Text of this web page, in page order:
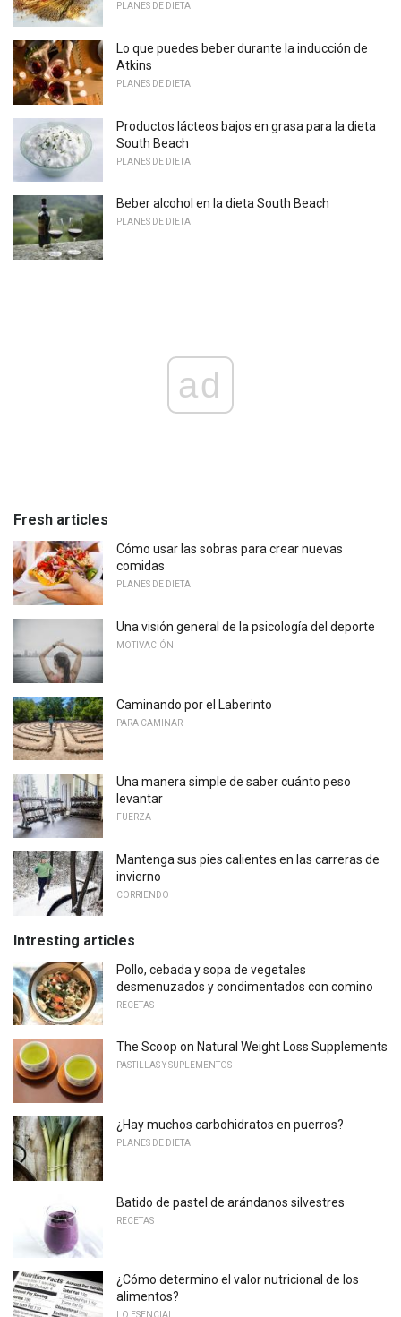
PLANES DE DIETA
Lo que puedes beber durante la inducción de
Atkins
PLANES DE DIETA
Productos lácteos bajos en grasa para la dieta
South Beach
PLANES DE DIETA
Beber alcohol en la dieta South Beach
PLANES DE DIETA
ad
Fresh articles
Cómo usar las sobras para crear nuevas
comidas
PLANES DE DIETA
Una visión general de la psicología del deporte
MOTIVACIÓN
Caminando por el Laberinto
PARA CAMINAR
Una manera simple de saber cuánto peso
levantar
FUERZA
Mantenga sus pies calientes en las carreras de
invierno
CORRIENDO
Intresting articles
Pollo, cebada y sopa de vegetales
desmenuzados y condimentados con comino
RECETAS
The Scoop on Natural Weight Loss Supplements
PASTILLAS Y SUPLEMENTOS
¿Hay muchos carbohidratos en puerros?
PLANES DE DIETA
Batido de pastel de arándanos silvestres
RECETAS
¿Cómo determino el valor nutricional de los
alimentos?
LO ESENCIAL